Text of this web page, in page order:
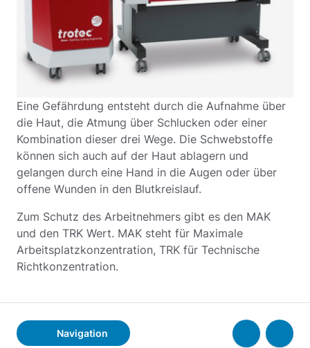
Eine Gefährdung entsteht durch die Aufnahme über
die Haut, die Atmung über Schlucken oder einer
Kombination dieser drei Wege. Die Schwebstoffe
können sich auch auf der Haut ablagern und
gelangen durch eine Hand in die Augen oder über
offene Wunden in den Blutkreislauf.
Zum Schutz des Arbeitnehmers gibt es den MAK
und den TRK Wert. MAK steht für Maximale
Arbeitsplatzkonzentration, TRK für Technische
Richtkonzentration.
Navigation